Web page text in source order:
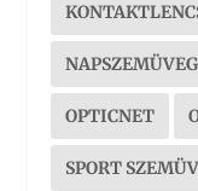
NAPSZEMÜVEG
OPTICNET
SPORT